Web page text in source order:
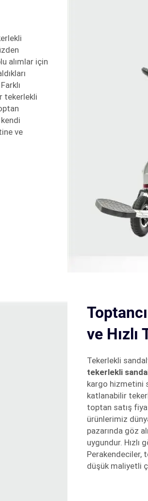
alımlar için
tekerlekli
ve
ve Hızlı
Tekerlekli
tekerlekli
kargo hizmetini
katlanabilir
toptan satış
ürünlerimiz
pazarında göz
uygundur. Hızlı
Perakendeciler,
düşük maliyetli